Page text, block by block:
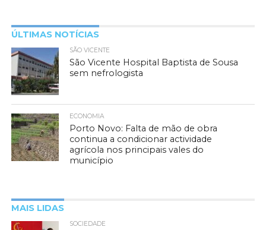
ÚLTIMAS NOTÍCIAS
SÃO VICENTE
São Vicente Hospital Baptista de Sousa
sem nefrologista
ECONOMIA
Porto Novo: Falta de mão de obra
continua a condicionar actividade
agrícola nos principais vales do
município
MAIS LIDAS
SOCIEDADE